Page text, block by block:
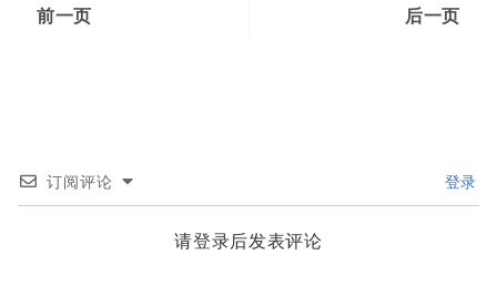
前一页 后一页
订阅评论 登录
请登录后发表评论